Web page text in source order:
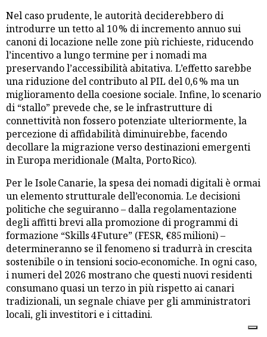
Nel caso prudente, le autorità deciderebbero di
introdurre un tetto al 10 % di incremento annuo sui
canoni di locazione nelle zone più richieste, riducendo
l’incentivo a lungo termine per i nomadi ma
preservando l’accessibilità abitativa. L’effetto sarebbe
una riduzione del contributo al PIL del 0,6 % ma un
miglioramento della coesione sociale. Infine, lo scenario
di “stallo” prevede che, se le infrastrutture di
connettività non fossero potenziate ulteriormente, la
percezione di affidabilità diminuirebbe, facendo
decollare la migrazione verso destinazioni emergenti
in Europa meridionale (Malta, Porto Rico).
Per le Isole Canarie, la spesa dei nomadi digitali è ormai
un elemento strutturale dell’economia. Le decisioni
politiche che seguiranno – dalla regolamentazione
degli affitti brevi alla promozione di programmi di
formazione “Skills 4 Future” (FESR, €85 milioni) –
determineranno se il fenomeno si tradurrà in crescita
sostenibile o in tensioni socio‑economiche. In ogni caso,
i numeri del 2026 mostrano che questi nuovi residenti
consumano quasi un terzo in più rispetto ai canari
tradizionali, un segnale chiave per gli amministratori
locali, gli investitori e i cittadini.